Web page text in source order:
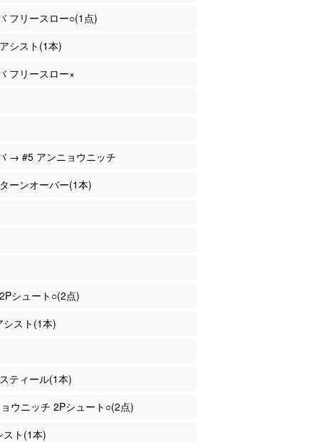
フリースロー○(1点)
シスト(1本)
フリースロー×
→ #5 アンニョウニッチ
ーンオーバー(1本)
シュート○(2点)
スト(1本)
ティール(1本)
ウニッチ 2Pシュート○(2点)
スト(1本)